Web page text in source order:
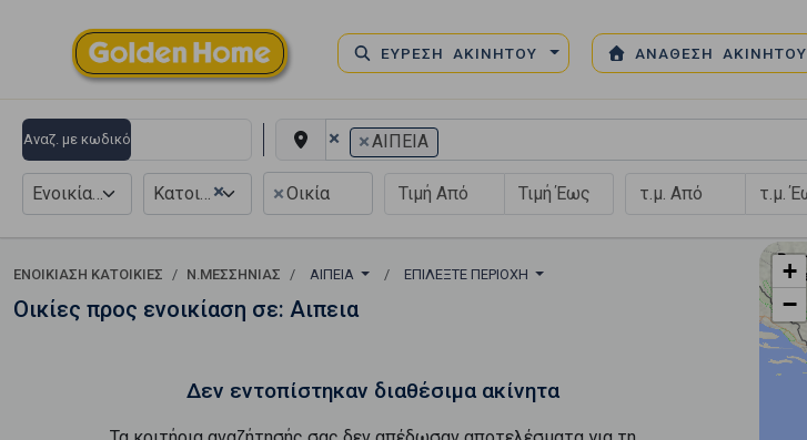
ΕΥΡΕΣΗ ΑΚΙΝΗΤΟΥ ΑΝΑΘΕΣΗ ΑΚΙΝΗΤΟΥ
Αναζ. με κωδικό × ×ΑΙΠΕΙΑ
×
Κατοικία ×Οικία
ΕΝΟΙΚΊΑΣΗ ΚΑΤΟΙΚΊΕΣ Ν.ΜΕΣΣΗΝΙΑΣ ΑΙΠΕΙΑ ΕΠΙΛΈΞΤΕ ΠΕΡΙΟΧΉ
Οικίες προς ενοικίαση σε: Αιπεια
Δεν εντοπίστηκαν διαθέσιμα ακίνητα
+
−